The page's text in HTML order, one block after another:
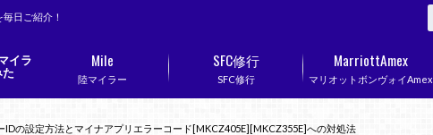
イラ
日ご紹介！
陸マイラー
Mile
SFC修行
SFC修行
マリオットボンヴォイAmex
MarriottAmex
IDの設定方法とマイナアプリエラーコード[MKCZ405E][MKCZ355E]への対処法